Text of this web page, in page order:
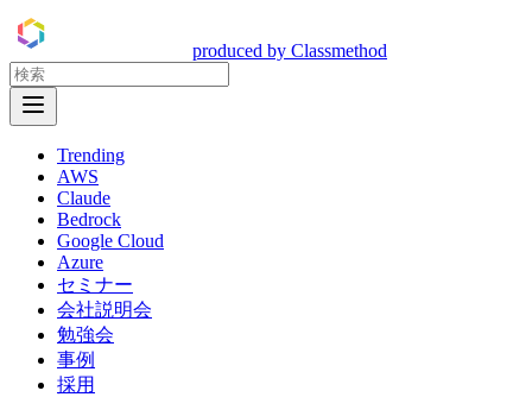
produced by Classmethod
Trending
AWS
Claude
Bedrock
Google Cloud
Azure
セミナー
会社説明会
勉強会
事例
採用